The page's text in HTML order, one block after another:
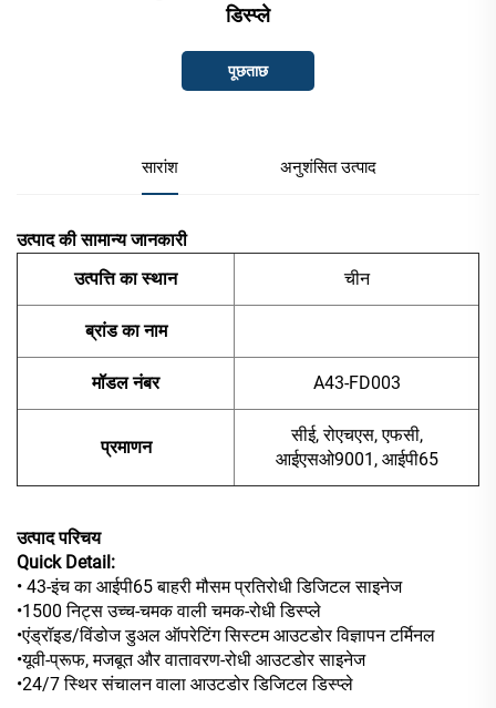
डिस्प्ले
पूछताछ
सारांश अनुशंसित उत्पाद
उत्पाद की सामान्य जानकारी
उत्पत्ति का स्थान
चीन
ब्रांड का नाम
मॉडल नंबर A43-FD003
प्रमाणन
सीई, रोएचएस, एफसी,
आईएसओ9001, आईपी65
उत्पाद परिचय
Quick Detail:
• 43-इंच का आईपी65 बाहरी मौसम प्रतिरोधी डिजिटल साइनेज
•1500 निट्स उच्च-चमक वाली चमक-रोधी डिस्प्ले
•एंड्रॉइड/विंडोज डुअल ऑपरेटिंग सिस्टम आउटडोर विज्ञापन टर्मिनल
•यूवी-प्रूफ, मजबूत और वातावरण-रोधी आउटडोर साइनेज
•24/7 स्थिर संचालन वाला आउटडोर डिजिटल डिस्प्ले